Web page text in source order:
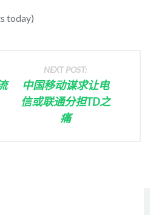
today)
NEXT POST:
中国移动谋求让电
信或联通分担TD之
痛